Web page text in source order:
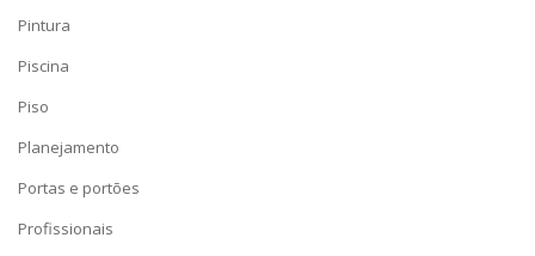
Pintura
Piscina
Piso
Planejamento
Portas e portões
Profissionais